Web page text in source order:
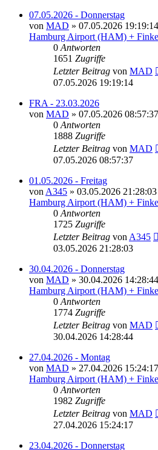
07.05.2026 - Donnerstag
von MAD » 07.05.2026 19:19:14
Hamburg Airport (HAM) +
0 Antworten
1651 Zugriffe
Letzter Beitrag von MAD
07.05.2026 19:19:14
FRA - 23.03.2026
von MAD » 07.05.2026 08:57:37
0 Antworten
1888 Zugriffe
Letzter Beitrag von MAD
07.05.2026 08:57:37
01.05.2026 - Freitag
von A345 » 03.05.2026 21:28:03
Hamburg Airport (HAM) +
0 Antworten
1725 Zugriffe
Letzter Beitrag von A345
03.05.2026 21:28:03
30.04.2026 - Donnerstag
von MAD » 30.04.2026 14:28:44
Hamburg Airport (HAM) +
0 Antworten
1774 Zugriffe
Letzter Beitrag von MAD
30.04.2026 14:28:44
27.04.2026 - Montag
von MAD » 27.04.2026 15:24:17
Hamburg Airport (HAM) +
0 Antworten
1982 Zugriffe
Letzter Beitrag von MAD
27.04.2026 15:24:17
23.04.2026 - Donnerstag